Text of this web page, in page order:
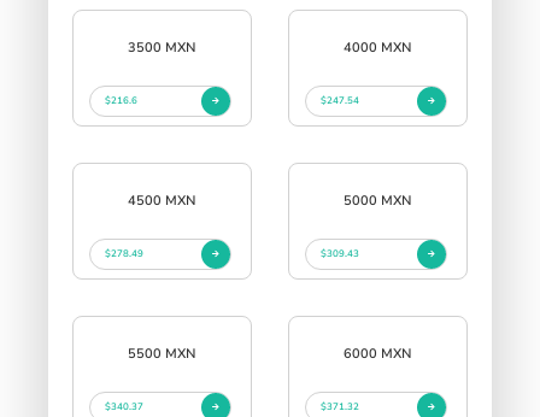
3500 MXN
$216.6
4000 MXN
$247.54
4500 MXN
$278.49
5000 MXN
$309.43
5500 MXN
$340.37
6000 MXN
$371.32